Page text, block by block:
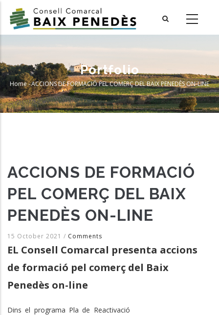
main
Portfolio
Breadcrumb
Home-ACCIONS DE FORMACIÓ PEL COMERÇ DEL BAIX PENEDÈS ON-LINE
ACCIONS DE FORMACIÓ
PEL COMERÇ DEL BAIX
PENEDÈS ON-LINE
15 October 2021 / Comments
EL Consell Comarcal presenta accions
de formació pel comerç del Baix
Penedès on-line
Dins el programa Pla de Reactivació